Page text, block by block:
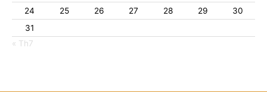
24
25 26 27 28 29
30
31
« Th7